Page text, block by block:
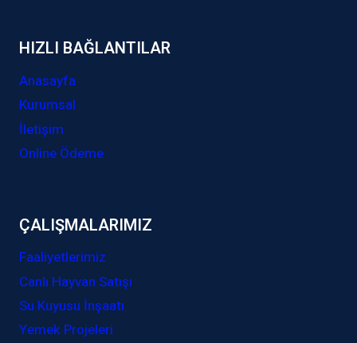
HIZLI BAĞLANTILAR
Anasayfa
Kurumsal
İletişim
Online Ödeme
ÇALIŞMALARIMIZ
Faaliyetlerimiz
Canlı Hayvan Satışı
Su Kuyusu İnşaatı
Yemek Projeleri